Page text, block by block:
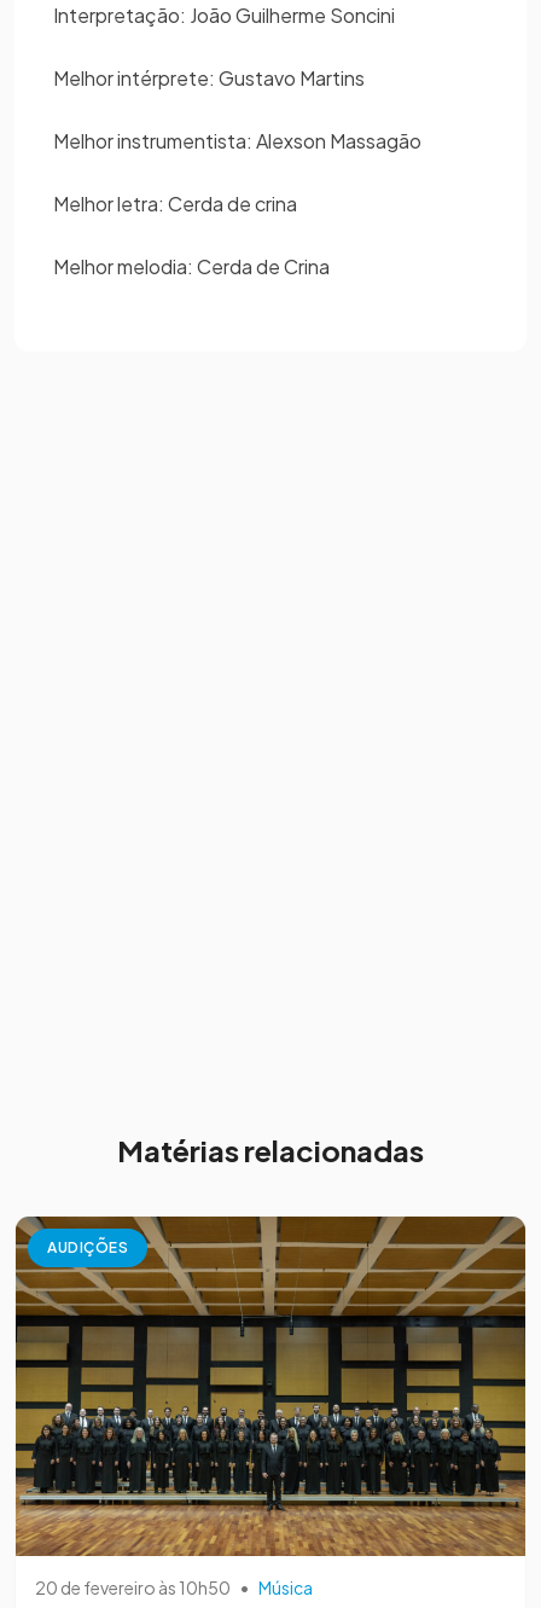
Interpretação: João Guilherme Soncini
Melhor intérprete: Gustavo Martins
Melhor instrumentista: Alexson Massagão
Melhor letra: Cerda de crina
Melhor melodia: Cerda de Crina
Matérias relacionadas
AUDIÇÕES
20 de fevereiro às 10h50 • Música